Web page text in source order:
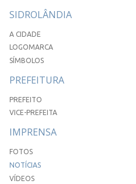
SIDROLÂNDIA
A CIDADE
LOGOMARCA
SÍMBOLOS
PREFEITURA
PREFEITO
VICE-PREFEITA
IMPRENSA
FOTOS
NOTÍCIAS
VÍDEOS